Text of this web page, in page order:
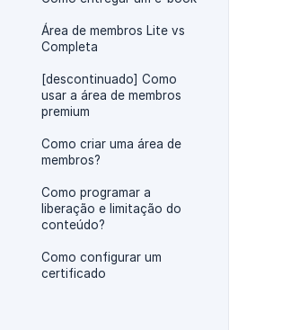
Área de membros Lite vs
Completa
[descontinuado] Como
usar a área de membros
premium
Como criar uma área de
membros?
Como programar a
liberação e limitação do
conteúdo?
Como configurar um
certificado